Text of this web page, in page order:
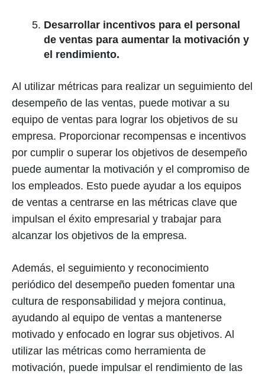
Desarrollar incentivos para el personal
de ventas para aumentar la motivación y
el rendimiento.
Al utilizar métricas para realizar un seguimiento del
desempeño de las ventas, puede motivar a su
equipo de ventas para lograr los objetivos de su
empresa. Proporcionar recompensas e incentivos
por cumplir o superar los objetivos de desempeño
puede aumentar la motivación y el compromiso de
los empleados. Esto puede ayudar a los equipos
de ventas a centrarse en las métricas clave que
impulsan el éxito empresarial y trabajar para
alcanzar los objetivos de la empresa.
Además, el seguimiento y reconocimiento
periódico del desempeño pueden fomentar una
cultura de responsabilidad y mejora continua,
ayudando al equipo de ventas a mantenerse
motivado y enfocado en lograr sus objetivos. Al
utilizar las métricas como herramienta de
motivación, puede impulsar el rendimiento de las